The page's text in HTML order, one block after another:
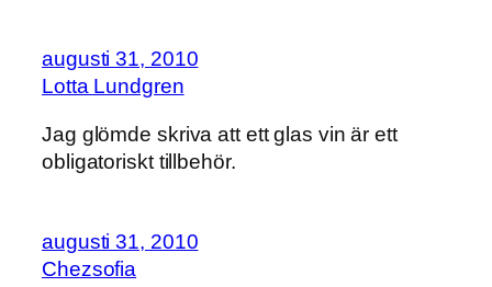
augusti 31, 2010
Lotta Lundgren
Jag glömde skriva att ett glas vin är ett
obligatoriskt tillbehör.
augusti 31, 2010
Chezsofia